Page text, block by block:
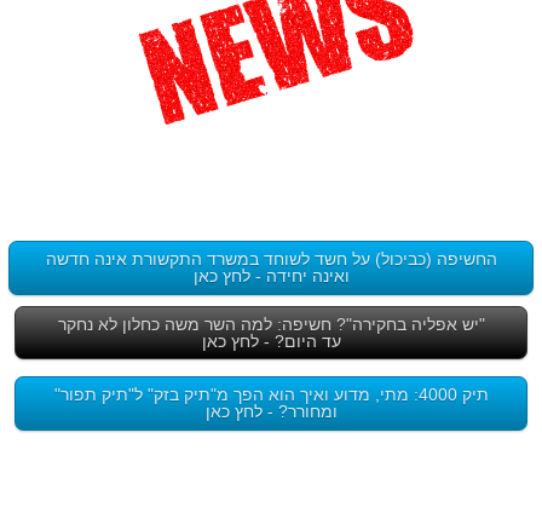
החשיפה (כביכול) על חשד לשוחד במשרד התקשורת אינה חדשה
ואינה יחידה - לחץ כאן
"יש אפליה בחקירה"? חשיפה: למה השר משה כחלון לא נחקר
עד היום? - לחץ כאן
תיק 4000: מתי, מדוע ואיך הוא הפך מ"תיק בזק" ל"תיק תפור"
ומחורר? - לחץ כאן